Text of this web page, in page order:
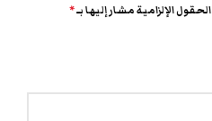
الحقول الإلزامية مشار إليها بـ*